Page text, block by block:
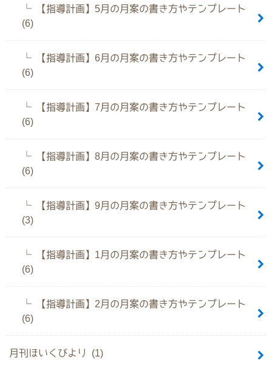
【指導計画】5月の月案の書き方やテンプレート
(6)
【指導計画】6月の月案の書き方やテンプレート
(6)
【指導計画】7月の月案の書き方やテンプレート
(6)
【指導計画】8月の月案の書き方やテンプレート
(6)
【指導計画】9月の月案の書き方やテンプレート
(3)
【指導計画】1月の月案の書き方やテンプレート
(6)
【指導計画】2月の月案の書き方やテンプレート
(6)
月刊ほいくびより (1)